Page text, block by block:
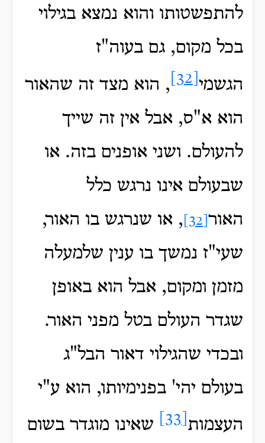
להתפשטותו והוא נמצא בגילוי
בכל מקום, גם בעוה"ז
הגשמי
, הוא מצד זה שהאור
הוא א"ס, אבל אין זה שייך
להעולם. ושני אופנים בזה. או
שבעולם אינו נרגש כלל
האור
, או שנרגש בו האור,
שעי"ז נמשך בו ענין שלמעלה
מזמן ומקום, אבל הוא באופן
שגדר העולם בטל מפני האור.
ובכדי שהגילוי דאור הבל"ג
בעולם יהי' בפנימיותו, הוא ע"י
העצמות
שאינו מוגדר בשום